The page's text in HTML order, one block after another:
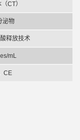
（CT）
泌物
释放技术
mL
CE